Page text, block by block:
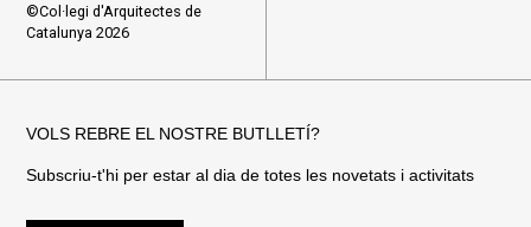
©Col·legi d'Arquitectes de
Catalunya 2026
VOLS REBRE EL NOSTRE BUTLLETÍ?
Subscriu-t'hi per estar al dia de totes les novetats i activitats